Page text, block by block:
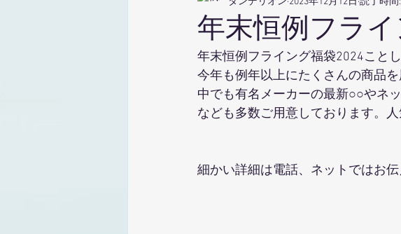
年末恒例フラ
年末恒例フライング福袋2024ことし
今年も例年以上にたくさんの商品を
中でも有名メーカーの最新○○やネ
なども多数ご用意しております。
細かい詳細は電話、ネットではお伝